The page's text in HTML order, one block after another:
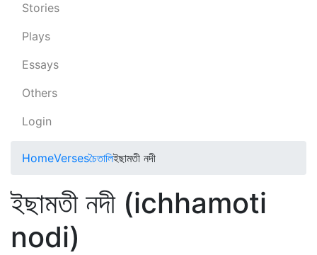
Stories
Plays
Essays
Others
Login
HomeVersesচৈতালিইছামতী নদী
ইছামতী নদী (ichhamoti
nodi)